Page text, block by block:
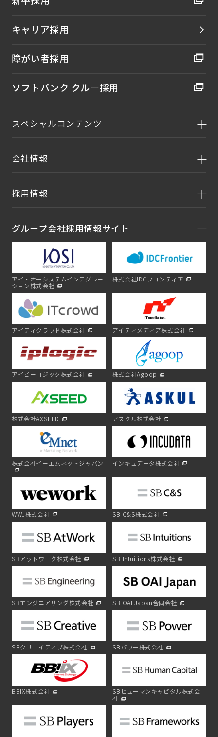
キャリア採用
障がい者採用
ソフトバンク クルー採用
スペシャルコンテンツ
会社情報
採用情報
グループ会社採用情報サイト
アイ・オーシステムインテグレー
ション株式会社
株式会社IDCフロンティア
アイティクラウド株式会社 アイティメディア株式会社
アイピーロジック株式会社 株式会社Agoop
株式会社AXSEED アスクル株式会社
株式会社イーエムネットジャパン インキュデータ株式会社
WWJ株式会社 SB C&S株式会社
SBアットワーク株式会社 SB Intuitions株式会社
SBエンジニアリング株式会社 SB OAI Japan合同会社
SBクリエイティブ株式会社 SBパワー株式会社
BBIX株式会社
SBヒューマンキャピタル株式会
社